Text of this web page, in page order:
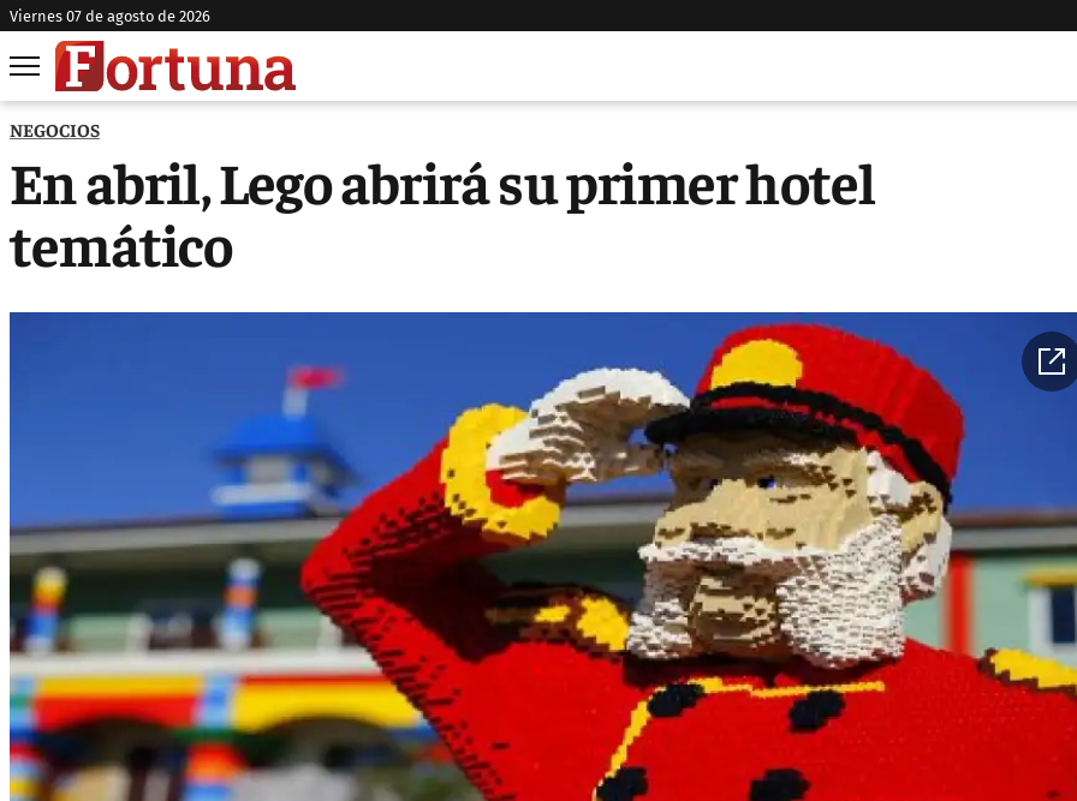
viernes 07 de agosto de 2026
NEGOCIOS
En abril, Lego abrirá su primer hotel
temático